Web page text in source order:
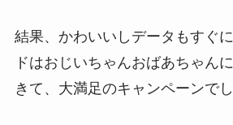
結果、 かわいいしデータもすぐ
ドはおじいちゃんおばあちゃん
きて、大満足のキャンペーンで